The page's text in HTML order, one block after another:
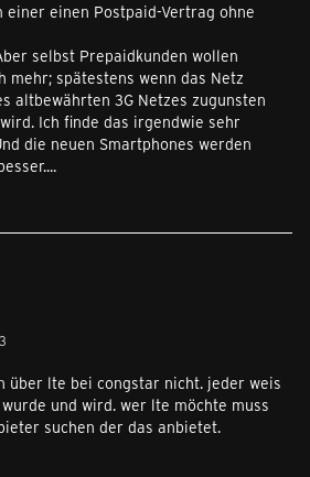
einer einen Postpaid-Vertrag ohne
selbst Prepaidkunden wollen
mehr; spätestens wenn das Netz
altbewährten 3G Netzes zugunsten
Ich finde das irgendwie sehr
die neuen Smartphones werden
über lte bei congstar nicht. jeder weis
und wird. wer lte möchte muss
suchen der das anbietet.